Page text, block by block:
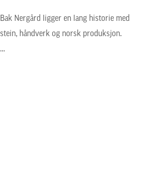
Bak Nergård ligger en lang historie med
stein, håndverk og norsk produksjon.